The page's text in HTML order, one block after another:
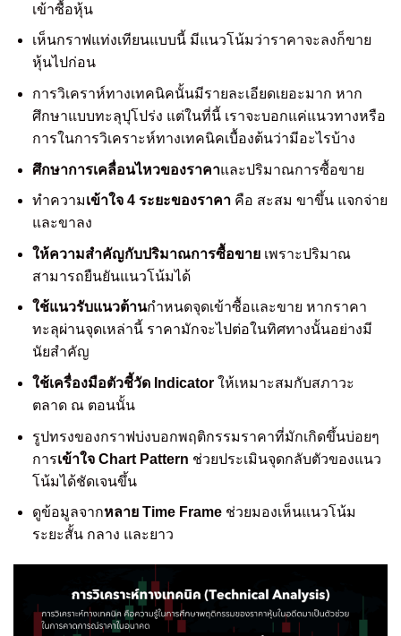
เข้าซื้อหุ้น
เห็นกราฟแท่งเทียนแบบนี้ มีแนวโน้มว่าราคาจะลงก็ขาย
หุ้นไปก่อน
การวิเคราห์ทางเทคนิคนั้นมีรายละเอียดเยอะมาก หาก
ศึกษาแบบทะลุปุโปร่ง แต่ในที่นี้ เราจะบอกแค่แนวทางหรือ
การในการวิเคราะห์ทางเทคนิคเบื้องต้นว่ามีอะไรบ้าง
ศึกษาการเคลื่อนไหวของราคาและปริมาณการซื้อขาย
ทำความเข้าใจ 4 ระยะของราคาคือ สะสม ขาขึ้น แจกจ่าย
และขาลง
ให้ความสำคัญกับปริมาณการซื้อขายเพราะปริมาณ
สามารถยืนยันแนวโน้มได้
ใช้แนวรับแนวต้านกำหนดจุดเข้าซื้อและขาย หากราคา
ทะลุผ่านจุดเหล่านี้ ราคามักจะไปต่อในทิศทางนั้นอย่างมี
นัยสำคัญ
ใช้เครื่องมือตัวชี้วัด Indicatorให้เหมาะสมกับสภาวะ
ตลาด ณ ตอนนั้น
รูปทรงของกราฟบ่งบอกพฤติกรรมราคาที่มักเกิดขึ้นบ่อยๆ
การเข้าใจ Chart Pattern ช่วยประเมินจุดกลับตัวของแนว
โน้มได้ชัดเจนขึ้น
ดูข้อมูลจากหลาย Time Frameช่วยมองเห็นแนวโน้ม
ระยะสั้น กลาง และยาว